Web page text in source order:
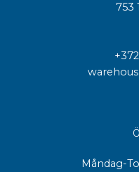
753
Måndag-